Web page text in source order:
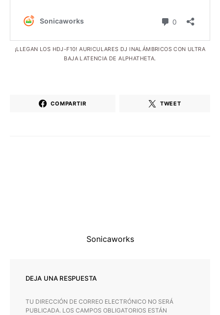
¡LLEGAN LOS HDJ-F10! AURICULARES DJ INALÁMBRICOS CON ULTRA
BAJA LATENCIA DE ALPHATHETA.
COMPARTIR TWEET
Sonicaworks
DEJA UNA RESPUESTA
TU DIRECCIÓN DE CORREO ELECTRÓNICO NO SERÁ
PUBLICADA. LOS CAMPOS OBLIGATORIOS ESTÁN